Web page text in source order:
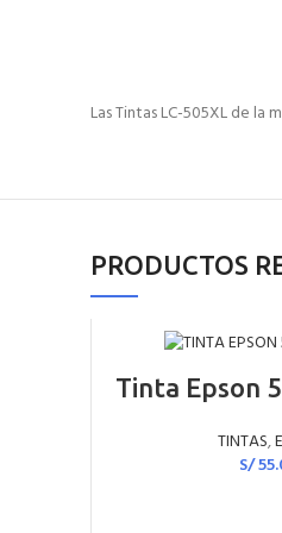
Las Tintas LC-505XL de
PRODUCTOS
Tinta Epson
TINTAS,
S/